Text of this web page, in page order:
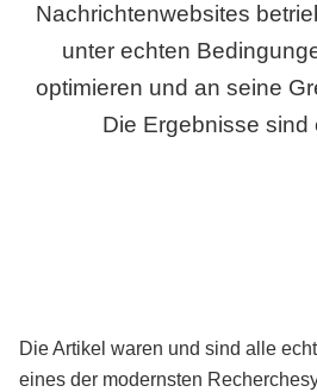
Nachrichtenwebsites
unter echten
optimieren und an seine
Die Ergebnisse sind
Die Artikel waren und sind alle
eines der modernsten